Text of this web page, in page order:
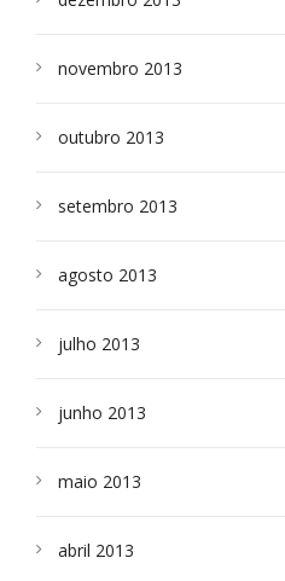
novembro 2013
outubro 2013
setembro 2013
agosto 2013
julho 2013
junho 2013
maio 2013
abril 2013